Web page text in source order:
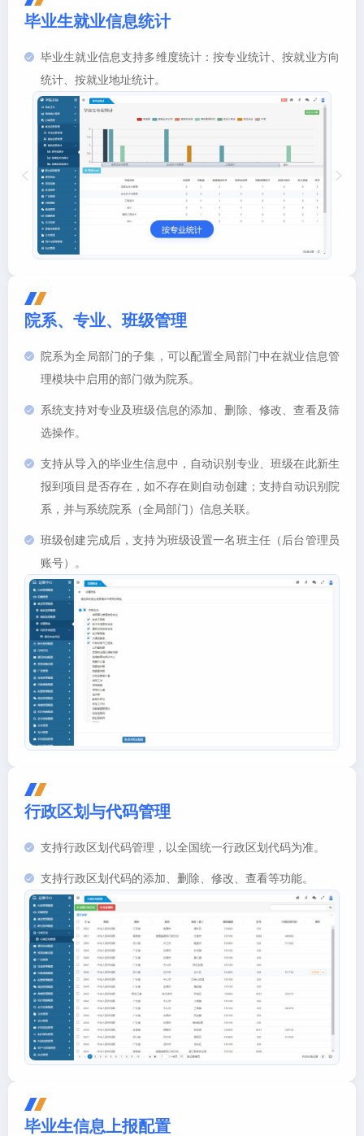
毕业生就业信息统计
毕业生就业信息支持多维度统计：按专业统计、按就业方向
统计、按就业地址统计。
院系、专业、班级管理
院系为全局部门的子集，可以配置全局部门中在就业信息管
理模块中启用的部门做为院系。
系统支持对专业及班级信息的添加、删除、修改、查看及筛
选操作。
支持从导入的毕业生信息中，自动识别专业、班级在此新生
报到项目是否存在，如不存在则自动创建；支持自动识别院
系，并与系统院系（全局部门）信息关联。
班级创建完成后，支持为班级设置一名班主任（后台管理员
账号）。
行政区划与代码管理
支持行政区划代码管理，以全国统一行政区划代码为准。
支持行政区划代码的添加、删除、修改、查看等功能。
毕业生信息上报配置